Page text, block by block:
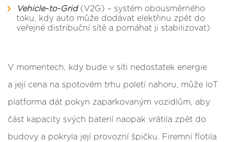
Vehicle-to-Grid(V2G) – systém obousměrného
toku, kdy auto může dodávat elektřinu zpět do
veřejné distribuční sítě a pomáhat ji stabilizovat)
V momentech, kdy bude v síti nedostatek energie
a její cena na spotovém trhu poletí nahoru, může IoT
platforma dát pokyn zaparkovaným vozidlům, aby
část kapacity svých baterií naopak vrátila zpět do
budovy a pokryla její provozní špičku. Firemní flotila